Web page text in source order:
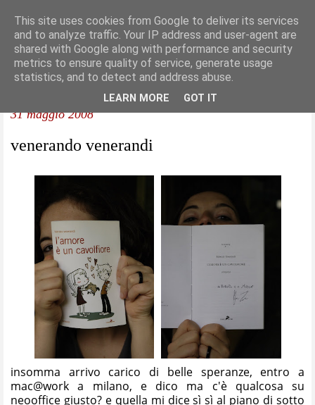
31 maggio 2008
venerando venerandi
insomma arrivo carico di belle speranze, entro a
mac@work a milano, e dico ma c'è qualcosa su
neooffice giusto? e quella mi dice sì sì al piano di sotto
This site uses cookies from Google to deliver its services
and to analyze traffic. Your IP address and user-agent are
shared with Google along with performance and security
metrics to ensure quality of service, generate usage
statistics, and to detect and address abuse.
LEARN MORE GOT IT